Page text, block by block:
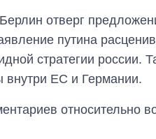
отверг
путина
стратегии россии.
внутри ЕС и Германии.
относительно